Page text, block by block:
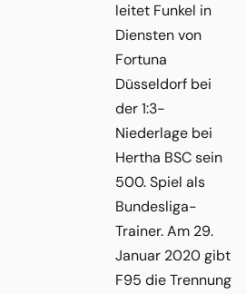
leitet Funkel in
Diensten von
Fortuna
Düsseldorf bei
der 1:3-
Niederlage bei
Hertha BSC sein
500. Spiel als
Bundesliga-
Trainer. Am 29.
Januar 2020 gibt
F95 die Trennung